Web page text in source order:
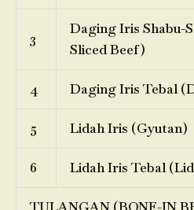
3
Daging Iris Shabu-
Sliced Beef)
4 Daging Iris Tebal
5 Lidah Iris (Gyutan)
6 Lidah Iris Tebal